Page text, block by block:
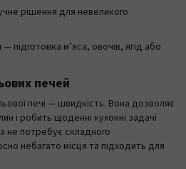
рішення для невеликого
— підготовка м’яса, овочів, ягід або
печей
печі — швидкість. Вона дозволяє
і робить щоденні кухонні задачі
не потребує складного
небагато місця та підходить для